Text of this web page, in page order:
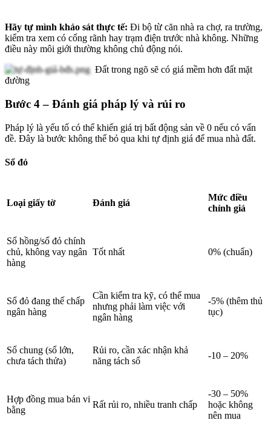
Hãy tự mình khảo sát thực tế: Đi bộ từ căn nhà ra chợ, ra trường,
kiểm tra xem có cống rãnh hay trạm điện trước nhà không. Những
điều này môi giới thường không chủ động nói.
Đất trong ngõ sẽ có giá mềm hơn đất mặt
đường
Bước 4 – Đánh giá pháp lý và rủi ro
Pháp lý là yếu tố có thể khiến giá trị bất động sản về 0 nếu có vấn
đề. Đây là bước không thể bỏ qua khi tự định giá để mua nhà đất.
Sổ đỏ
Loại giấy tờ Đánh giá
Mức điều
chỉnh giá
Sổ hồng/sổ đỏ chính
chủ, không vay ngân
hàng
Tốt nhất 0% (chuẩn)
Sổ đỏ đang thế chấp
ngân hàng
Cần kiểm tra kỹ, có thể mua
nhưng phải làm việc với
ngân hàng
-5% (thêm thủ
tục)
Sổ chung (sổ lớn,
chưa tách thửa)
Rủi ro, cần xác nhận khả
năng tách sổ
-10 – 20%
Hợp đồng mua bán vi
bằng
Rất rủi ro, nhiều tranh chấp
-30 – 50%
hoặc không
nên mua